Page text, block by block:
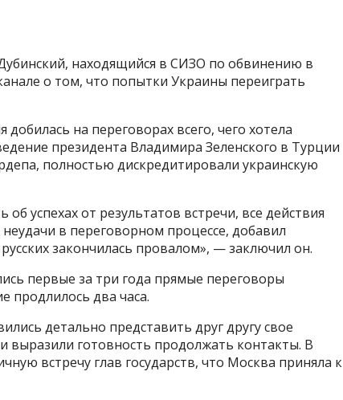
находящийся в СИЗО по обвинению в
о том, что попытки Украины переиграть
на переговорах всего, чего хотела
президента Владимира Зеленского в Турции
полностью дискредитировали украинскую
успехах от результатов встречи, все действия
в переговорном процессе, добавил
закончилась провалом», — заключил он.
первые за три года прямые переговоры
продлилось два часа.
детально представить друг другу свое
выразили готовность продолжать контакты. В
встречу глав государств, что Москва приняла к